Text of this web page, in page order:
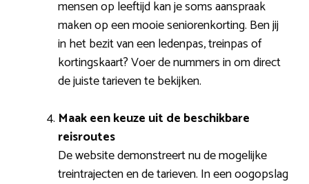
mensen op leeftijd kan je soms aanspraak
maken op een mooie seniorenkorting. Ben jij
in het bezit van een ledenpas, treinpas of
kortingskaart? Voer de nummers in om direct
de juiste tarieven te bekijken.
Maak een keuze uit de beschikbare
reisroutes
De website demonstreert nu de mogelijke
treintrajecten en de tarieven. In een oogopslag